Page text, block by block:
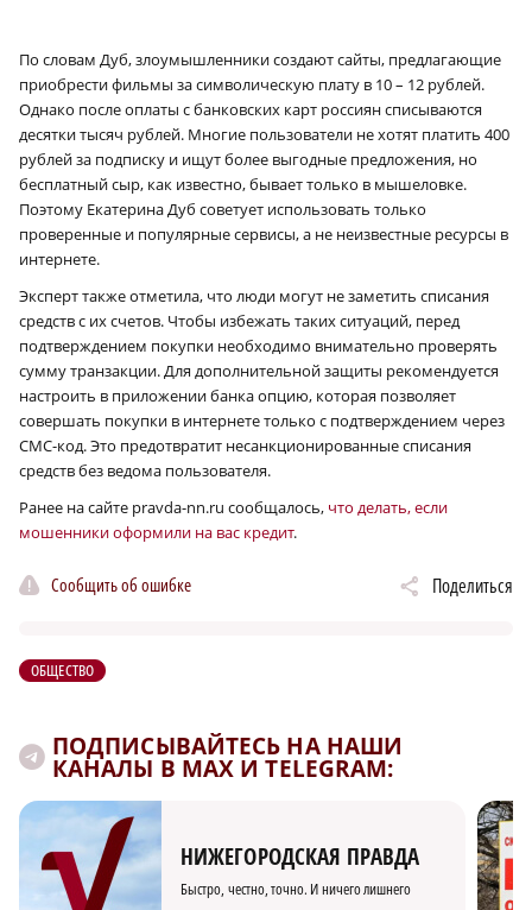
По словам Дуб, злоумышленники создают сайты, предлагающие
приобрести фильмы за символическую плату в 10 – 12 рублей.
Однако после оплаты с банковских карт россиян списываются
десятки тысяч рублей. Многие пользователи не хотят платить 400
рублей за подписку и ищут более выгодные предложения, но
бесплатный сыр, как известно, бывает только в мышеловке.
Поэтому Екатерина Дуб советует использовать только
проверенные и популярные сервисы, а не неизвестные ресурсы в
интернете.
Эксперт также отметила, что люди могут не заметить списания
средств с их счетов. Чтобы избежать таких ситуаций, перед
подтверждением покупки необходимо внимательно проверять
сумму транзакции. Для дополнительной защиты рекомендуется
настроить в приложении банка опцию, которая позволяет
совершать покупки в интернете только с подтверждением через
СМС-код. Это предотвратит несанкционированные списания
средств без ведома пользователя.
Ранее на сайте pravda-nn.ru сообщалось, что делать, если
мошенники оформили на вас кредит.
Сообщить об ошибке Поделиться
ОБЩЕСТВО
ПОДПИСЫВАЙТЕСЬ НА НАШИ
КАНАЛЫ В MAX И TELEGRAM:
НИЖЕГОРОДСКАЯ ПРАВДА
Быстро, честно, точно. И ничего лишнего